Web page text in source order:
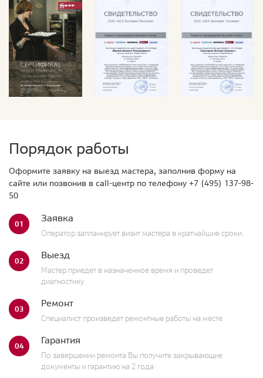
Порядок работы
Оформите заявку на выезд мастера, заполнив форму на
сайте или позвонив в call-центр по телефону +7 (495) 137-98-
50
01 Заявка
Оператор запланирует визит мастера в кратчайшие сроки.
02 Выезд
Мастер приедет в назначенное время и проведет
диагностику
03 Ремонт
Специалист произведет ремонтные работы на месте
04 Гарантия
По завершении ремонта Вы получите закрывающие
документы и гарантию на 2 года